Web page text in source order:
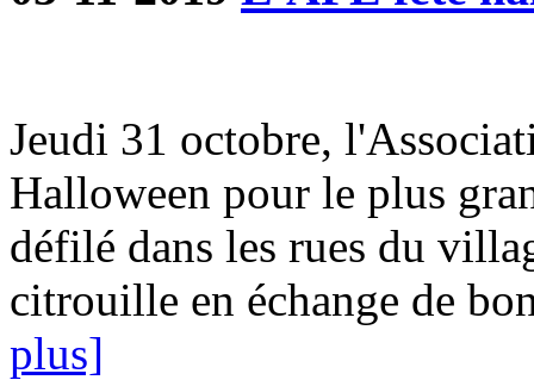
Jeudi 31 octobre,
Halloween pour le plus
défilé dans les rues du
citrouille en échange de
plus]